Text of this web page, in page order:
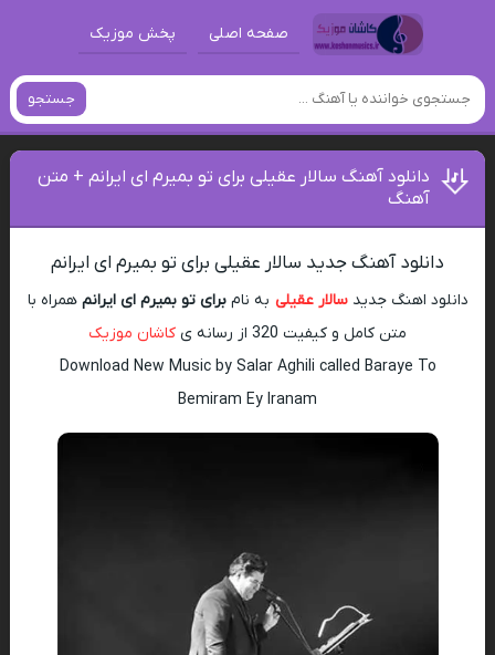
صفحه اصلی پخش موزیک
جستجو
دانلود آهنگ سالار عقیلی برای تو بمیرم ای ایرانم + متن
آهنگ
دانلود آهنگ جدید سالار عقیلی برای تو بمیرم ای ایرانم
دانلود اهنگ جدیدسالار عقیلی به نامبرای تو بمیرم ای ایرانم همراه با
متن کامل و کیفیت 320 از رسانه ی
کاشان موزیک
Download New Music by Salar Aghili called Baraye To
Bemiram Ey Iranam